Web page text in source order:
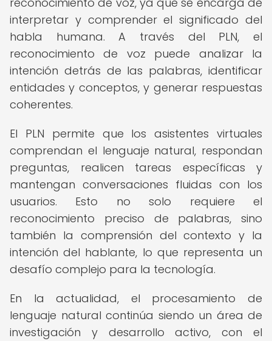
interpretar y comprender el significado del
habla humana. A través del PLN, el
reconocimiento de voz puede analizar la
intención detrás de las palabras, identificar
entidades y conceptos, y generar respuestas
coherentes.
El PLN permite que los asistentes virtuales
comprendan el lenguaje natural, respondan
preguntas, realicen tareas específicas y
mantengan conversaciones fluidas con los
usuarios. Esto no solo requiere el
reconocimiento preciso de palabras, sino
también la comprensión del contexto y la
intención del hablante, lo que representa un
desafío complejo para la tecnología.
En la actualidad, el procesamiento de
lenguaje natural continúa siendo un área de
investigación y desarrollo activo, con el